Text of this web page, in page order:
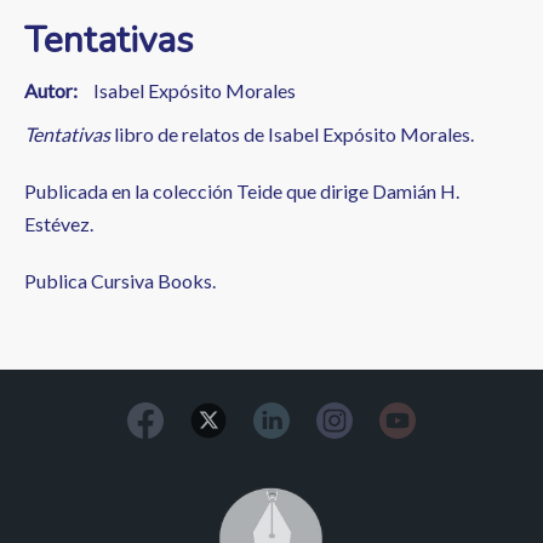
Tentativas
Autor
Isabel Expósito Morales
Tentativaslibro de relatos de Isabel Expósito Morales.
Publicada en la colección Teide que dirige Damián H.
Estévez.
Publica Cursiva Books.
Image